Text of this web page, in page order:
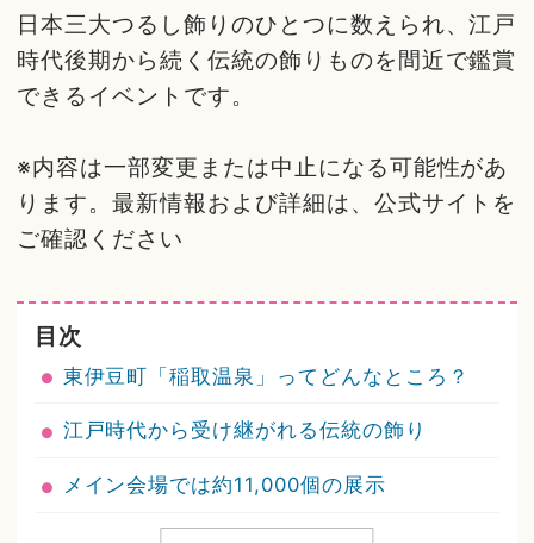
日本三大つるし飾りのひとつに数えられ、江戸
時代後期から続く伝統の飾りものを間近で鑑賞
できるイベントです。
※内容は一部変更または中止になる可能性があ
ります。最新情報および詳細は、公式サイトを
ご確認ください
目次
東伊豆町「稲取温泉」ってどんなところ？
江戸時代から受け継がれる伝統の飾り
メイン会場では約11,000個の展示